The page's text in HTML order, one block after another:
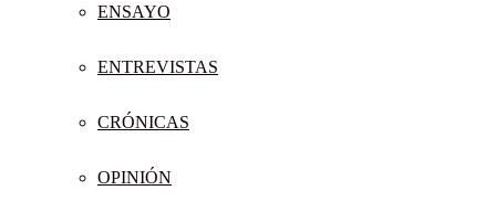
ENSAYO
ENTREVISTAS
CRÓNICAS
OPINIÓN